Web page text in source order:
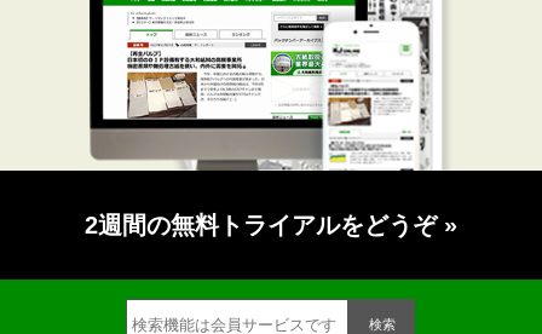
2週間の無料トライアルをどうぞ »
検索